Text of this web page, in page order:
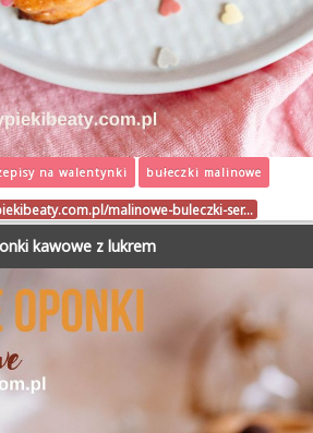
na walentynki bułeczki malinowe
malinowe-buleczki-ser…
kawowe z lukrem